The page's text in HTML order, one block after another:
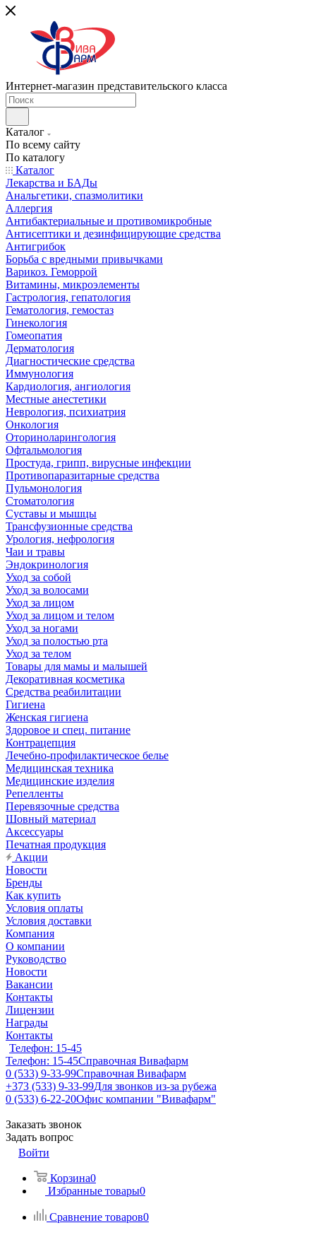
Интернет-магазин представительского класса
Каталог
По всему сайту
По каталогу
Каталог
Лекарства и БАДы
Анальгетики, спазмолитики
Аллергия
Антибактериальные и противомикробные
Антисептики и дезинфицирующие средства
Антигрибок
Борьба с вредными привычками
Варикоз. Геморрой
Витамины, микроэлементы
Гастрология, гепатология
Гематология, гемостаз
Гинекология
Гомеопатия
Дерматология
Диагностические средства
Иммунология
Кардиология, ангиология
Местные анестетики
Неврология, психиатрия
Онкология
Оториноларингология
Офтальмология
Простуда, грипп, вирусные инфекции
Противопаразитарные средства
Пульмонология
Стоматология
Суставы и мышцы
Трансфузионные средства
Урология, нефрология
Чаи и травы
Эндокринология
Уход за собой
Уход за волосами
Уход за лицом
Уход за лицом и телом
Уход за ногами
Уход за полостью рта
Уход за телом
Товары для мамы и малышей
Декоративная косметика
Средства реабилитации
Гигиена
Женская гигиена
Здоровое и спец. питание
Контрацепция
Лечебно-профилактическое белье
Медицинская техника
Медицинские изделия
Репелленты
Перевязочные средства
Шовный материал
Аксессуары
Печатная продукция
Акции
Новости
Бренды
Как купить
Условия оплаты
Условия доставки
Компания
О компании
Руководство
Новости
Вакансии
Контакты
Лицензии
Награды
Контакты
Телефон: 15-45
Телефон: 15-45Справочная Вивафарм
0 (533) 9-33-99Справочная Вивафарм
+373 (533) 9-33-99Для звонков из-за рубежа
0 (533) 6-22-20Офис компании "Вивафарм"
Заказать звонок
Задать вопрос
Войти
Корзина0
Избранные товары0
Сравнение товаров0